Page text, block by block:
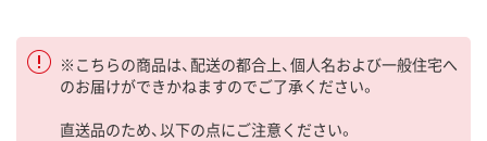
※こちらの商品は、配送の都合上、個人名および一般住宅へ
のお届けができかねますのでご了承ください。
直送品のため、以下の点にご注意ください。